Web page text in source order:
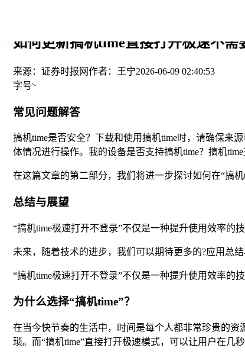
如何更新搞机time直接打开极速不
来源： 证券时报网作者： 王宁2026-06-09 02:40:53
字号
常见问题解答
搞机time是否安全？下载和使用搞机time时，请确保来
体情况进行操作。我的设备是否支持搞机time？搞机
在这篇文章的第二部分，我们将进一步探讨如何在“搞
总结与展望
“搞机time极速打开不登录”不仅是一种提升使用效率的
未来，随着技术的进步，我们可以期待更多的?应用总
“搞机time极速打开不登录”不仅是一种提升使用效率的
为什么选择“搞机time”？
在当今快节奏的生活中，时间是每个人都非常珍贵的
琐。而“搞机time”直接打开极速模式，可以让用户在几